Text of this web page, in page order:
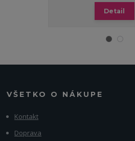
Detail
VŠETKO O NÁKUPE
Kontakt
Doprava